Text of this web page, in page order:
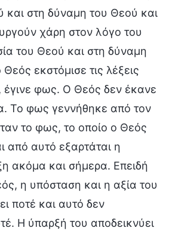
και στη δύναμη του Θεού και
χάρη στον λόγο του
του Θεού και στη δύναμη
εκστόμισε τις λέξεις
φως. Ο Θεός δεν έκανε
Το φως γεννήθηκε από τον
το φως, το οποίο ο Θεός
από αυτό εξαρτάται η
ακόμα και σήμερα. Επειδή
η υπόσταση και η αξία του
ποτέ και αυτό δεν
Η ύπαρξή του αποδεικνύει